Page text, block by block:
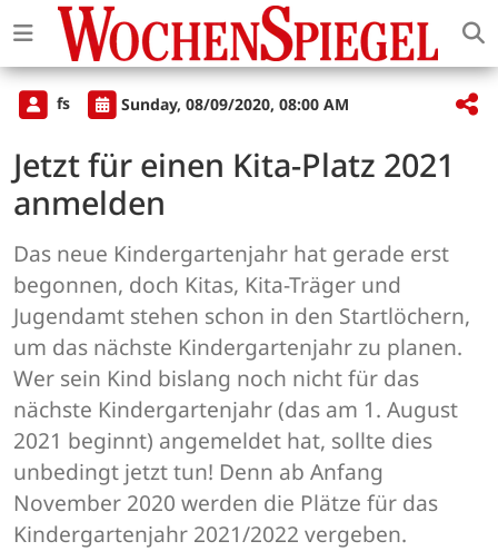
fs Sunday, 08/09/2020, 08:00 AM
Jetzt für einen Kita-Platz 2021
anmelden
Das neue Kindergartenjahr hat gerade erst
begonnen, doch Kitas, Kita-Träger und
Jugendamt stehen schon in den Startlöchern,
um das nächste Kindergartenjahr zu planen.
Wer sein Kind bislang noch nicht für das
nächste Kindergartenjahr (das am 1. August
2021 beginnt) angemeldet hat, sollte dies
unbedingt jetzt tun! Denn ab Anfang
November 2020 werden die Plätze für das
Kindergartenjahr 2021/2022 vergeben.